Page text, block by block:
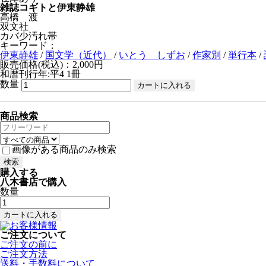
雑誌コギトと伊東静雄
高橋 渡
双文社
カバ少汚れ帯
キーワード：
伊東静雄 / 国文学（近代） / いとう しずお /作家別 /単行本 /
販売価格(税込)：2,000円
和暦刊行年:平4 1冊
数量
商品検索
画像がある商品のみ検索
購入する
八木書店で購入
数量
ご注文について
ご注文の前に
ご注文方法
送料・手数料について